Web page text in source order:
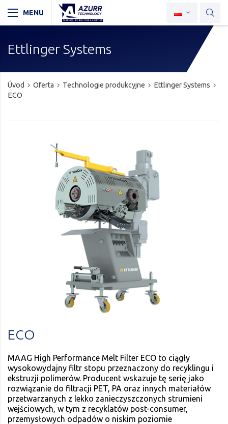
Ettlinger Systems
Úvod Oferta Technologie produkcyjne
Ettlinger Systems
ECO
ECO
MAAG High Performance Melt Filter ECO to ciągły
wysokowydajny filtr stopu przeznaczony do recyklingu i
ekstruzji polimerów. Producent wskazuje tę serię jako
rozwiązanie do filtracji PET, PA oraz innych materiałów
przetwarzanych z lekko zanieczyszczonych strumieni
wejściowych, w tym z recyklatów post-consumer,
przemysłowych odpadów o niskim poziomie